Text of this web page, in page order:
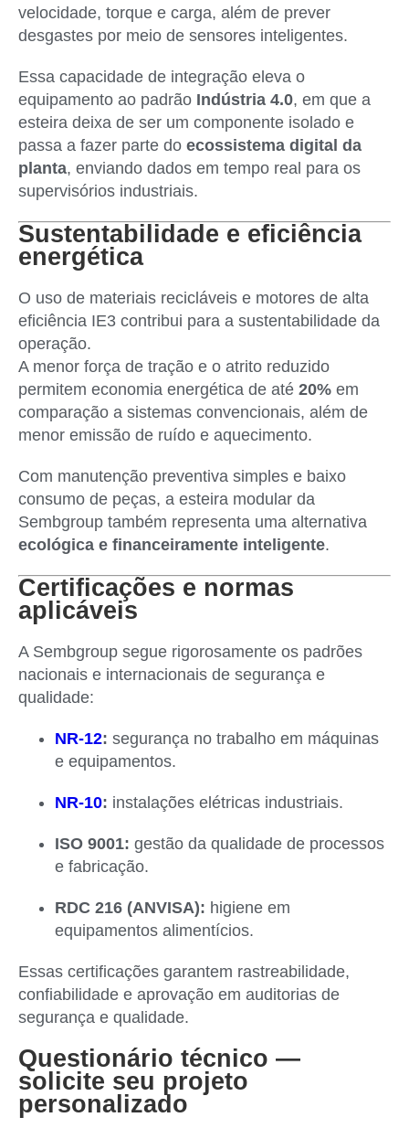
velocidade, torque e carga, além de prever
desgastes por meio de sensores inteligentes.
Essa capacidade de integração eleva o
equipamento ao padrão Indústria 4.0, em que a
esteira deixa de ser um componente isolado e
passa a fazer parte do ecossistema digital da
planta, enviando dados em tempo real para os
supervisórios industriais.
Sustentabilidade e eficiência
energética
O uso de materiais recicláveis e motores de alta
eficiência IE3 contribui para a sustentabilidade da
operação.
A menor força de tração e o atrito reduzido
permitem economia energética de até 20% em
comparação a sistemas convencionais, além de
menor emissão de ruído e aquecimento.
Com manutenção preventiva simples e baixo
consumo de peças, a esteira modular da
Sembgroup também representa uma alternativa
ecológica e financeiramente inteligente.
Certificações e normas
aplicáveis
A Sembgroup segue rigorosamente os padrões
nacionais e internacionais de segurança e
qualidade:
NR-12: segurança no trabalho em máquinas
e equipamentos.
NR-10: instalações elétricas industriais.
ISO 9001: gestão da qualidade de processos
e fabricação.
RDC 216 (ANVISA): higiene em
equipamentos alimentícios.
Essas certificações garantem rastreabilidade,
confiabilidade e aprovação em auditorias de
segurança e qualidade.
Questionário técnico —
solicite seu projeto
personalizado